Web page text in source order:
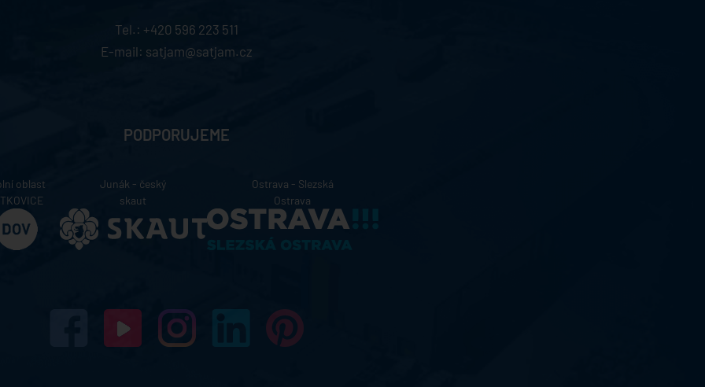
Tel.: +420 596 223 511
E-mail: satjam@satjam.cz
PODPORUJEME
oblast
Junák - český
skaut
Ostrava - Slezská
Ostrava